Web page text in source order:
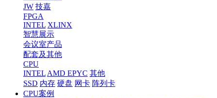
JW 技嘉
FPGA
INTEL XLINX
智慧展示
会议室产品
配套及其他
CPU
INTEL AMD EPYC 其他
SSD 内存 硬盘 网卡 阵列卡
CPU案例